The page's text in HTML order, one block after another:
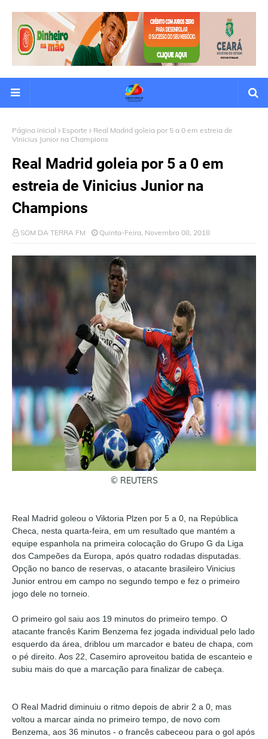
Página inicial Esporte
Real Madrid goleia por 5 a 0 em estreia de
Vinicius Junior na Champions
Real Madrid goleia por 5 a 0 em
estreia de Vinicius Junior na
Champions
SOM DA TERRA FM Quinta-Feira, Novembro 08, 2018
© REUTERS
Real Madrid goleou o Viktoria Plzen por 5 a 0, na República
Checa, nesta quarta-feira, em um resultado que mantém a
equipe espanhola na primeira colocação do Grupo G da Liga
dos Campeões da Europa, após quatro rodadas disputadas.
Opção no banco de reservas, o atacante brasileiro Vinicius
Junior entrou em campo no segundo tempo e fez o primeiro
jogo dele no torneio.
O primeiro gol saiu aos 19 minutos do primeiro tempo. O
atacante francês Karim Benzema fez jogada individual pelo lado
esquerdo da área, driblou um marcador e bateu de chapa, com
o pé direito. Aos 22, Casemiro aproveitou batida de escanteio e
subiu mais do que a marcação para finalizar de cabeça.
O Real Madrid diminuiu o ritmo depois de abrir 2 a 0, mas
voltou a marcar ainda no primeiro tempo, de novo com
Benzema, aos 36 minutos - o francês cabeceou para o gol após